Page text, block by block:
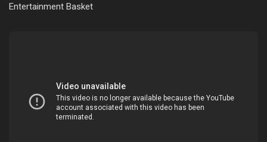
Entertainment Basket